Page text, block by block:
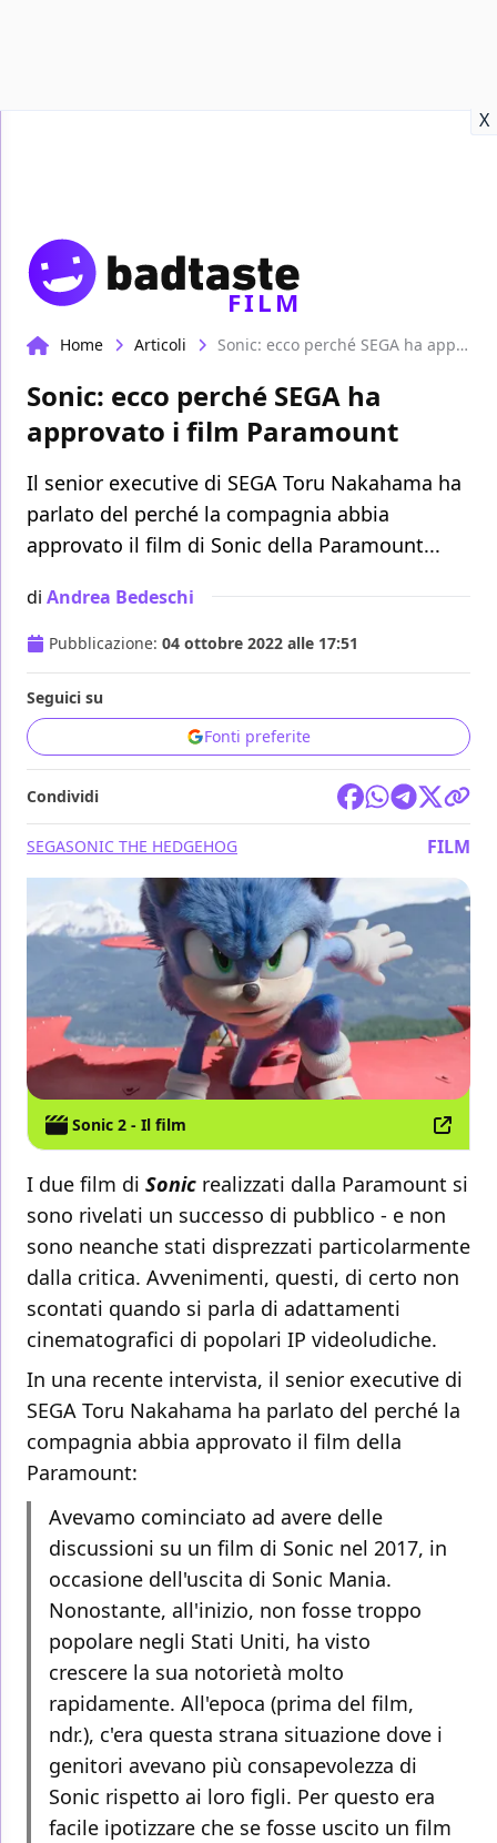
X
FILM
Home Articoli Sonic: ecco perché SEGA ha approvato i film Paramount
Sonic: ecco perché SEGA ha
approvato i film Paramount
Il senior executive di SEGA Toru Nakahama ha
parlato del perché la compagnia abbia
approvato il film di Sonic della Paramount...
di Andrea Bedeschi
Pubblicazione: 04 ottobre 2022 alle 17:51
Seguici su
Fonti preferite
Condividi
SEGASONIC THE HEDGEHOG FILM
Sonic 2 - Il film
I due film di Sonic realizzati dalla Paramount si
sono rivelati un successo di pubblico - e non
sono neanche stati disprezzati particolarmente
dalla critica. Avvenimenti, questi, di certo non
scontati quando si parla di adattamenti
cinematografici di popolari IP videoludiche.
In una recente intervista, il senior executive di
SEGA Toru Nakahama ha parlato del perché la
compagnia abbia approvato il film della
Paramount:
Avevamo cominciato ad avere delle
discussioni su un film di Sonic nel 2017, in
occasione dell'uscita di Sonic Mania.
Nonostante, all'inizio, non fosse troppo
popolare negli Stati Uniti, ha visto
crescere la sua notorietà molto
rapidamente. All'epoca (prima del film,
ndr.), c'era questa strana situazione dove i
genitori avevano più consapevolezza di
Sonic rispetto ai loro figli. Per questo era
facile ipotizzare che se fosse uscito un film